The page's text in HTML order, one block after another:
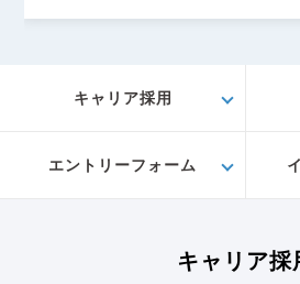
キャリア採用
エントリーフォーム
キャリア採